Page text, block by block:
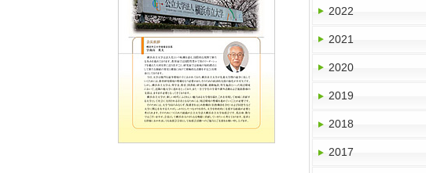
2022
2021
2020
2019
2018
2017